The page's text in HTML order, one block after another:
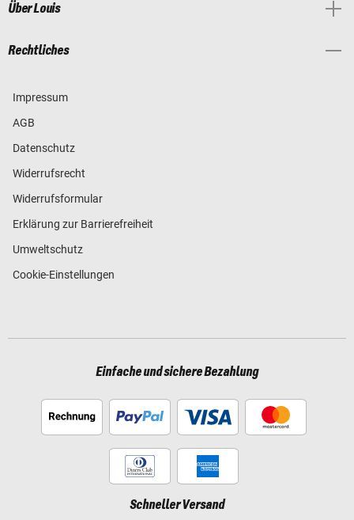
Über Louis
Rechtliches
Impressum
AGB
Datenschutz
Widerrufsrecht
Widerrufsformular
Erklärung zur Barrierefreiheit
Umweltschutz
Cookie-Einstellungen
Einfache und sichere Bezahlung
Schneller Versand